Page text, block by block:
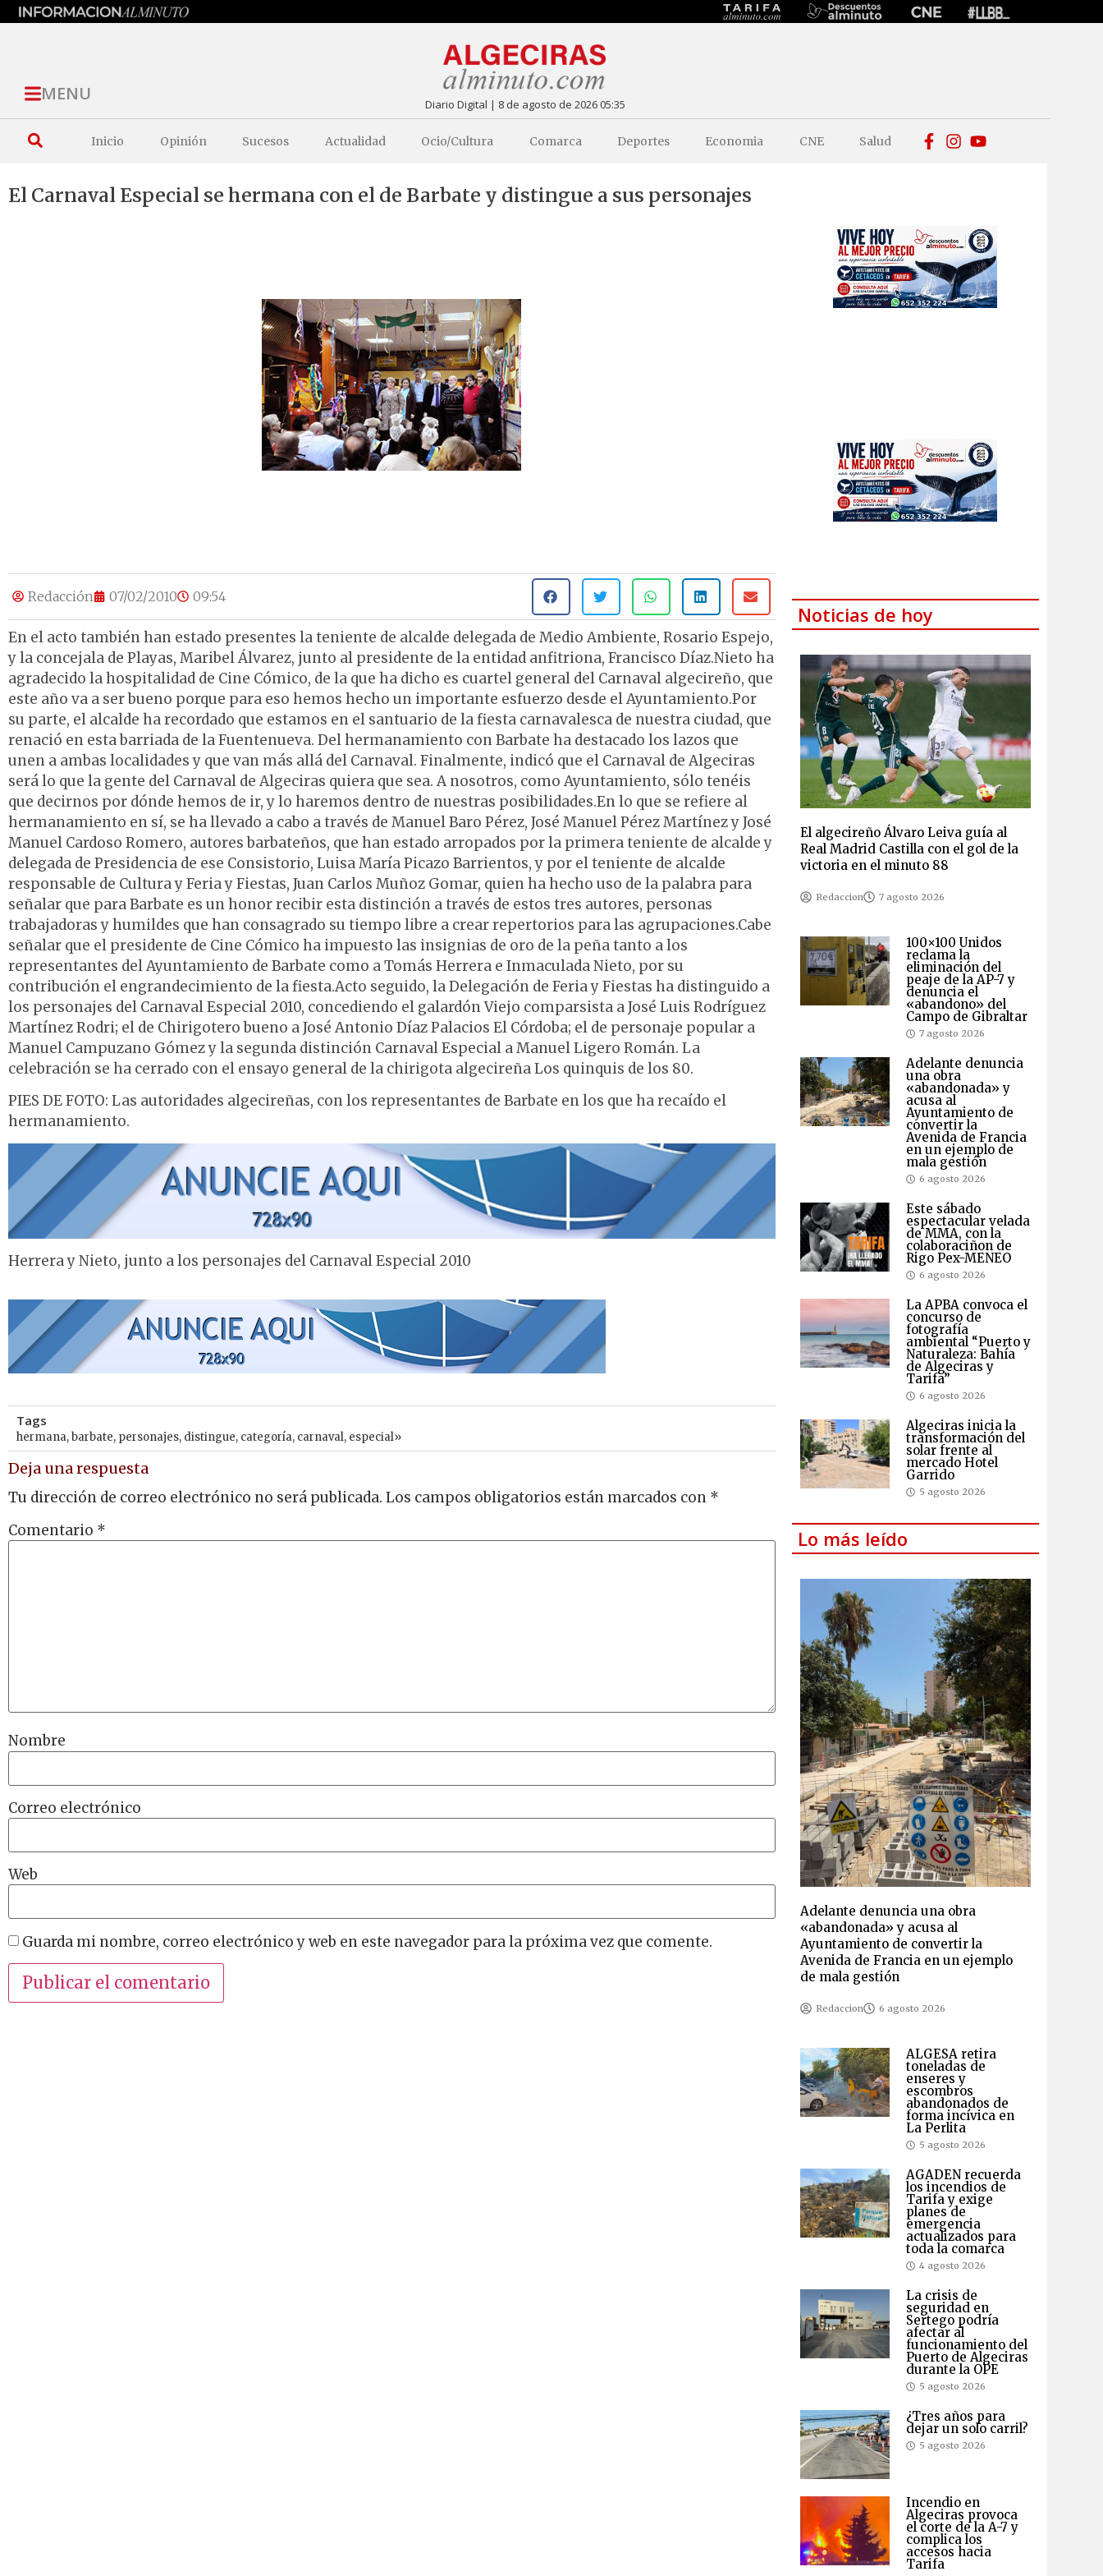
MENU Diario Digital | 8 de agosto de 2026 05:35
Inicio Opinión Sucesos Actualidad Ocio/Cultura Comarca Deportes Economia CNE Salud
El Carnaval Especial se hermana con el de Barbate y distingue a sus personajes
Redacción 07/02/2010 09:54
En el acto también han estado presentes la teniente de alcalde delegada de Medio Ambiente, Rosario Espejo,
y la concejala de Playas, Maribel Álvarez, junto al presidente de la entidad anfitriona, Francisco Díaz.Nieto ha
agradecido la hospitalidad de Cine Cómico, de la que ha dicho es cuartel general del Carnaval algecireño, que
este año va a ser bueno porque para eso hemos hecho un importante esfuerzo desde el Ayuntamiento.Por
su parte, el alcalde ha recordado que estamos en el santuario de la fiesta carnavalesca de nuestra ciudad, que
renació en esta barriada de la Fuentenueva. Del hermanamiento con Barbate ha destacado los lazos que
unen a ambas localidades y que van más allá del Carnaval. Finalmente, indicó que el Carnaval de Algeciras
será lo que la gente del Carnaval de Algeciras quiera que sea. A nosotros, como Ayuntamiento, sólo tenéis
que decirnos por dónde hemos de ir, y lo haremos dentro de nuestras posibilidades.En lo que se refiere al
hermanamiento en sí, se ha llevado a cabo a través de Manuel Baro Pérez, José Manuel Pérez Martínez y José
Manuel Cardoso Romero, autores barbateños, que han estado arropados por la primera teniente de alcalde y
delegada de Presidencia de ese Consistorio, Luisa María Picazo Barrientos, y por el teniente de alcalde
responsable de Cultura y Feria y Fiestas, Juan Carlos Muñoz Gomar, quien ha hecho uso de la palabra para
señalar que para Barbate es un honor recibir esta distinción a través de estos tres autores, personas
trabajadoras y humildes que han consagrado su tiempo libre a crear repertorios para las agrupaciones.Cabe
señalar que el presidente de Cine Cómico ha impuesto las insignias de oro de la peña tanto a los
representantes del Ayuntamiento de Barbate como a Tomás Herrera e Inmaculada Nieto, por su
contribución el engrandecimiento de la fiesta.Acto seguido, la Delegación de Feria y Fiestas ha distinguido a
los personajes del Carnaval Especial 2010, concediendo el galardón Viejo comparsista a José Luis Rodríguez
Martínez Rodri; el de Chirigotero bueno a José Antonio Díaz Palacios El Córdoba; el de personaje popular a
Manuel Campuzano Gómez y la segunda distinción Carnaval Especial a Manuel Ligero Román. La
celebración se ha cerrado con el ensayo general de la chirigota algecireña Los quinquis de los 80.
PIES DE FOTO: Las autoridades algecireñas, con los representantes de Barbate en los que ha recaído el
hermanamiento.
Herrera y Nieto, junto a los personajes del Carnaval Especial 2010
Tags
hermana,barbate, personajes, distingue, categoría, carnaval, especial»
Deja una respuesta
Tu dirección de correo electrónico no será publicada. Los campos obligatorios están marcados con *
Comentario *
Nombre
Correo electrónico
Web
Guarda mi nombre, correo electrónico y web en este navegador para la próxima vez que comente.
Noticias de hoy
El algecireño Álvaro Leiva guía al
Real Madrid Castilla con el gol de la
victoria en el minuto 88
Redaccion 7 agosto 2026
100×100 Unidos
reclama la
eliminación del
peaje de la AP-7 y
denuncia el
«abandono» del
Campo de Gibraltar
7 agosto 2026
Adelante denuncia
una obra
«abandonada» y
acusa al
Ayuntamiento de
convertir la
Avenida de Francia
en un ejemplo de
mala gestión
6 agosto 2026
Este sábado
espectacular velada
de MMA, con la
colaboraciñon de
Rigo Pex-MENEO
6 agosto 2026
La APBA convoca el
concurso de
fotografía
ambiental “Puerto y
Naturaleza: Bahía
de Algeciras y
Tarifa”
6 agosto 2026
Algeciras inicia la
transformación del
solar frente al
mercado Hotel
Garrido
5 agosto 2026
Lo más leído
Adelante denuncia una obra
«abandonada» y acusa al
Ayuntamiento de convertir la
Avenida de Francia en un ejemplo
de mala gestión
Redaccion 6 agosto 2026
ALGESA retira
toneladas de
enseres y
escombros
abandonados de
forma incívica en
La Perlita
5 agosto 2026
AGADEN recuerda
los incendios de
Tarifa y exige
planes de
emergencia
actualizados para
toda la comarca
4 agosto 2026
La crisis de
seguridad en
Sertego podría
afectar al
funcionamiento del
Puerto de Algeciras
durante la OPE
5 agosto 2026
¿Tres años para
dejar un solo carril?
5 agosto 2026
Incendio en
Algeciras provoca
el corte de la A-7 y
complica los
accesos hacia
Tarifa